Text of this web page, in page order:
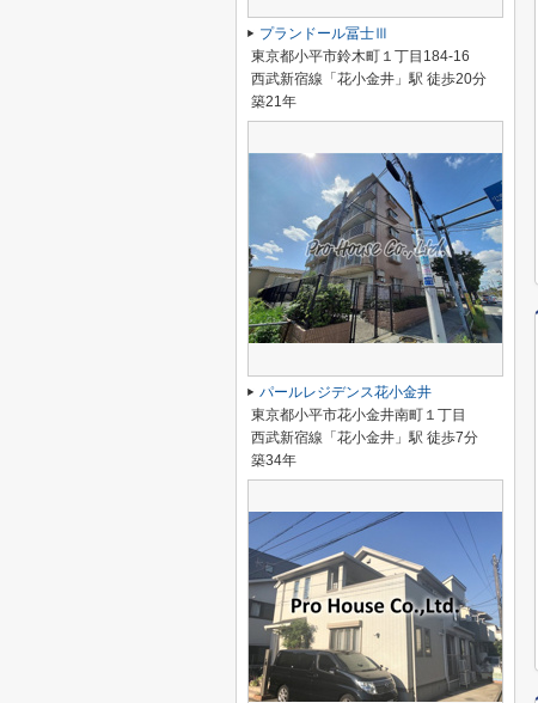
プランドール冨士Ⅲ
東京都小平市鈴木町１丁目184-16
西武新宿線「花小金井」駅 徒歩20分
築21年
パールレジデンス花小金井
東京都小平市花小金井南町１丁目
西武新宿線「花小金井」駅 徒歩7分
築34年